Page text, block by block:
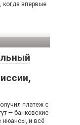
когда впервые
платеж с
— банковские
нюансы, и всё